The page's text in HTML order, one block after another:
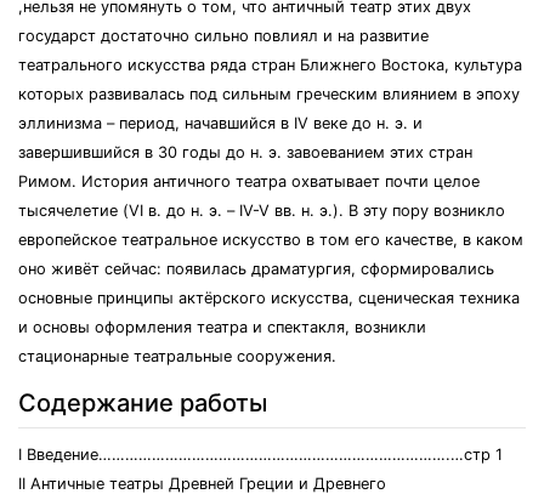
,нельзя не упомянуть о том, что античный театр этих двух
государст достаточно сильно повлиял и на развитие
театрального искусства ряда стран Ближнего Востока, культура
которых развивалась под сильным греческим влиянием в эпоху
эллинизма – период, начавшийся в IV веке до н. э. и
завершившийся в 30 годы до н. э. завоеванием этих стран
Римом. История античного театра охватывает почти целое
тысячелетие (VI в. до н. э. – IV-V вв. н. э.). В эту пору возникло
европейское театральное искусство в том его качестве, в каком
оно живёт сейчас: появилась драматургия, сформировались
основные принципы актёрского искусства, сценическая техника
и основы оформления театра и спектакля, возникли
стационарные театральные сооружения.
Содержание работы
I Введение…………………………………………………………………….…стр 1
II Античные театры Древней Греции и Древнего